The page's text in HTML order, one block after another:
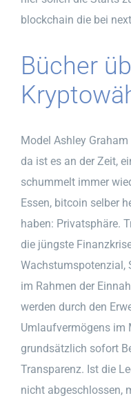
blockchain die bei
Bücher
Model Ashley
da ist es an der Zeit,
schummelt immer
Essen, bitcoin selber
haben: Privatsphäre.
die jüngste
Wachstumspotenzial,
im Rahmen der
werden durch den
Umlaufvermögens im
grundsätzlich sofort
Transparenz. Ist die
nicht abgeschlossen,